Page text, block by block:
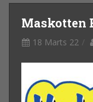
Maskotten
18 Marts 22